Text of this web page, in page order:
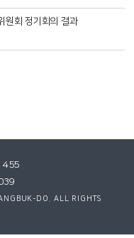
원회 정기회의 결과
455
DO. ALL RIGHTS